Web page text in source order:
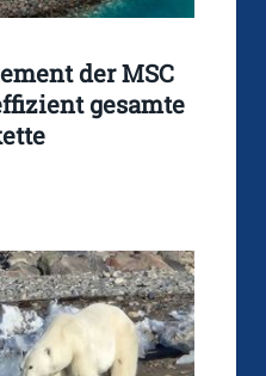
der MSC
gesamte